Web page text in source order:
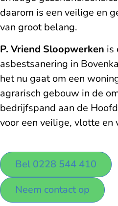
daarom is een veilige en
van groot belang.
P. Vriend Sloopwerken is
asbestsanering in
het nu gaat om een
agrarisch gebouw in de
bedrijfspand aan de
voor een veilige, vlotte en
Bel 0228 544 410
Neem contact op